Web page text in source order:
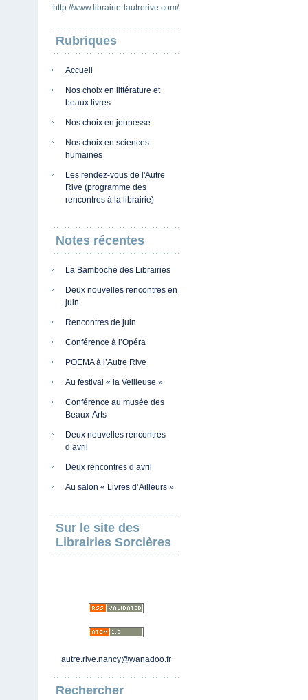
http://www.librairie-lautrerive.com/
Rubriques
Accueil
Nos choix en littérature et
beaux livres
Nos choix en jeunesse
Nos choix en sciences
humaines
Les rendez-vous de l'Autre
Rive (programme des
rencontres à la librairie)
Notes récentes
La Bamboche des Librairies
Deux nouvelles rencontres en
juin
Rencontres de juin
Conférence à l’Opéra
POEMA à l’Autre Rive
Au festival « la Veilleuse »
Conférence au musée des
Beaux-Arts
Deux nouvelles rencontres
d’avril
Deux rencontres d’avril
Au salon « Livres d’Ailleurs »
Sur le site des
Librairies Sorcières
autre.rive.nancy@wanadoo.fr
Rechercher